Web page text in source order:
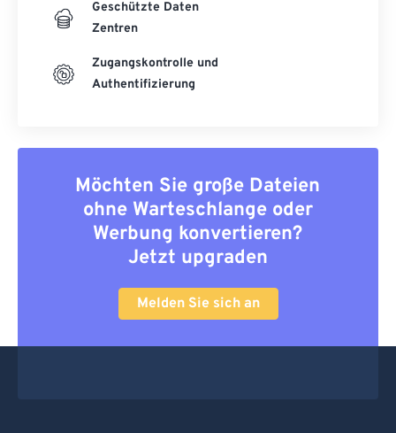
Geschützte Daten
Zentren
Zugangskontrolle und
Authentifizierung
Möchten Sie große Dateien
ohne Warteschlange oder
Werbung konvertieren?
Jetzt upgraden
Melden Sie sich an